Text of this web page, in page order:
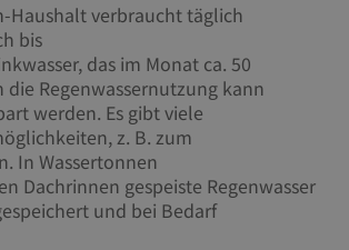
Haushalt verbraucht täglich
bis
das im Monat ca. 50
die Regenwassernutzung kann
werden. Es gibt viele
z. B. zum
In Wassertonnen
Dachrinnen gespeiste Regenwasser
und bei Bedarf